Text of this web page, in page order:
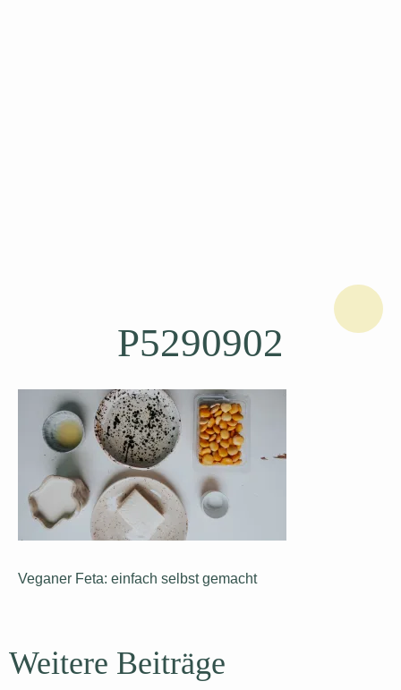
P5290902
Veganer Feta: einfach selbst gemacht
Weitere Beiträge